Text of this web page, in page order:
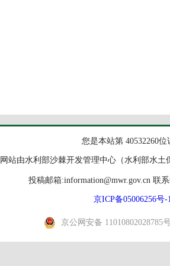
您是本站第 40532260位
站由水利部沙棘开发管理中心（水利部水土
投稿邮箱:information@mwr.gov.cn 联
京ICP备05006256号-
京公网安备 11010802028785